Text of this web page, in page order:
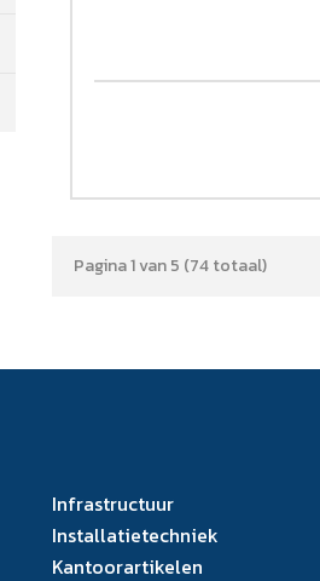
Pagina 1 van 5 (74 totaal)
Infrastructuur
Installatietechniek
Kantoorartikelen